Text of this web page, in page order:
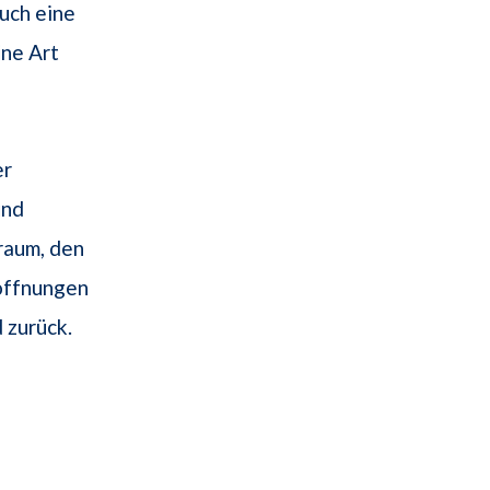
eine
Art
den